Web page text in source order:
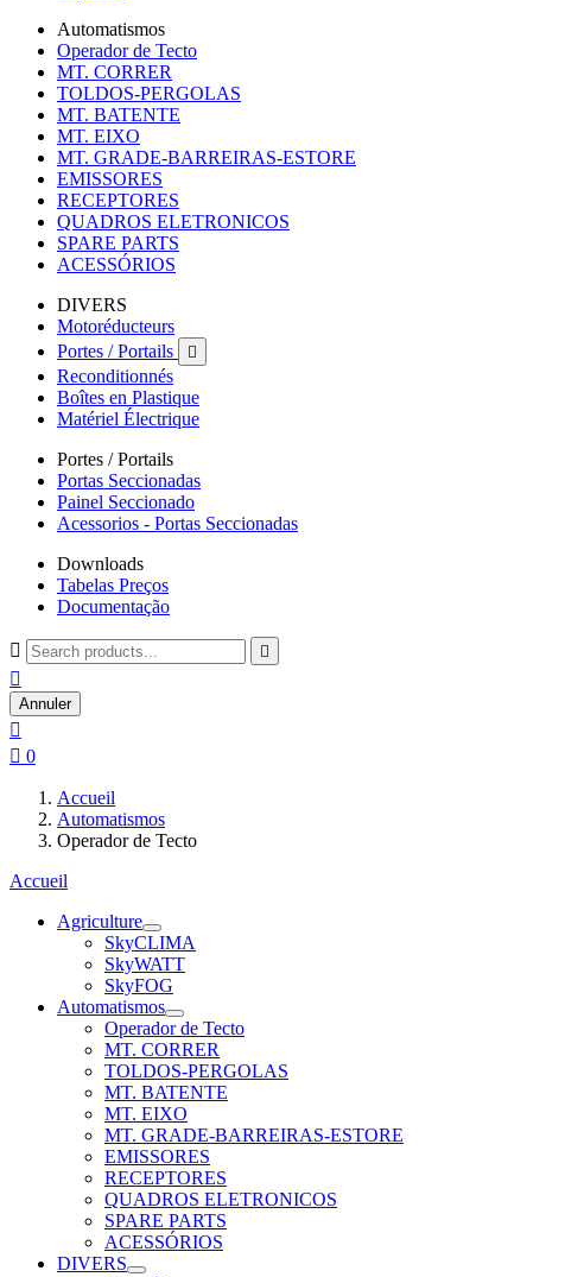
Automatismos
Operador de Tecto
MT. CORRER
TOLDOS-PERGOLAS
MT. BATENTE
MT. EIXO
MT. GRADE-BARREIRAS-ESTORE
EMISSORES
RECEPTORES
QUADROS ELETRONICOS
SPARE PARTS
ACESSÓRIOS
DIVERS
Motoréducteurs
Portes / Portails

Reconditionnés
Boîtes en Plastique
Matériel Électrique
Portes / Portails
Portas Seccionadas
Painel Seccionado
Acessorios - Portas Seccionadas
Downloads
Tabelas Preços
Documentação
 

Annuler

 0
Accueil
Automatismos
Operador de Tecto
Accueil
Agriculture
SkyCLIMA
SkyWATT
SkyFOG
Automatismos
Operador de Tecto
MT. CORRER
TOLDOS-PERGOLAS
MT. BATENTE
MT. EIXO
MT. GRADE-BARREIRAS-ESTORE
EMISSORES
RECEPTORES
QUADROS ELETRONICOS
SPARE PARTS
ACESSÓRIOS
DIVERS